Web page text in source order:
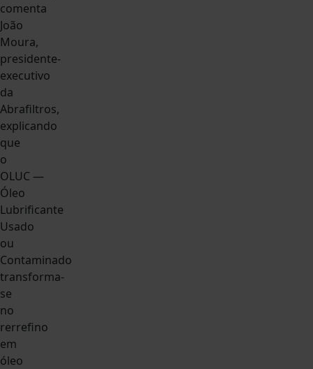
comenta
João
Moura,
presidente-
executivo
da
Abrafiltros,
explicando
que
o
OLUC —
Óleo
Lubrificante
Usado
ou
Contaminado
transforma-
se
no
rerrefino
em
óleo